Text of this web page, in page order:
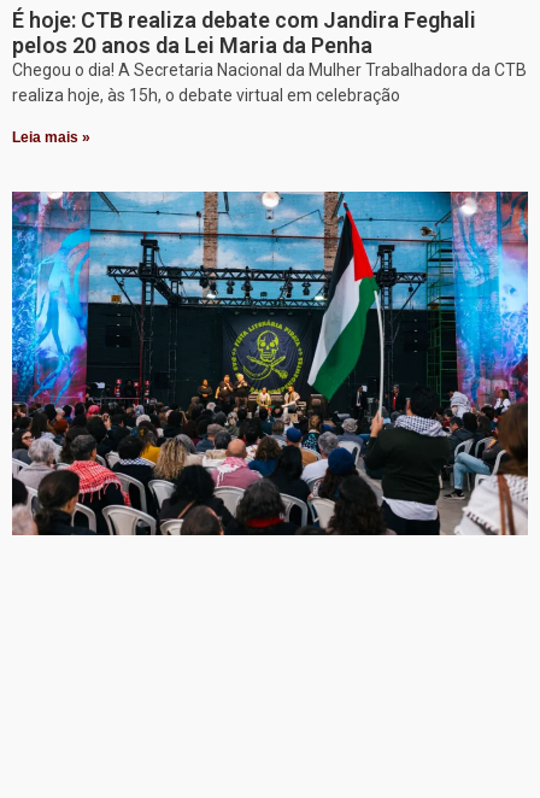
É hoje: CTB realiza debate com Jandira Feghali
pelos 20 anos da Lei Maria da Penha
Chegou o dia! A Secretaria Nacional da Mulher Trabalhadora da CTB
realiza hoje, às 15h, o debate virtual em celebração
Leia mais »